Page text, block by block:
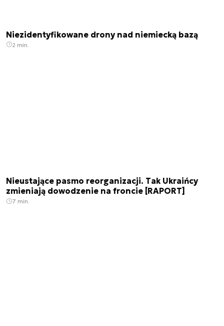
Niezidentyfikowane drony nad niemiecką bazą
2 min.
Nieustające pasmo reorganizacji. Tak Ukraińcy
zmieniają dowodzenie na froncie [RAPORT]
7 min.